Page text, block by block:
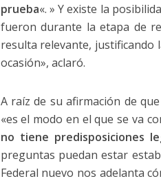
prueba«. »Y existe la
fueron durante la etapa de
resulta relevante, justificando
ocasión», aclaró.
A raíz de su afirmación de
«es el modo en el que se va
no tiene predisposiciones
preguntas puedan estar
Federal nuevo nos adelanta